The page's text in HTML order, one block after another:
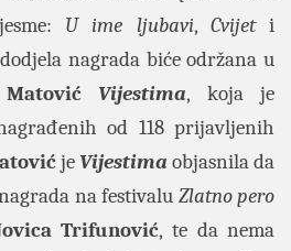
U ime ljubavi, Cvijeti
nagrada biće održana u
Matović Vijestima, koja je
od 118 prijavljenih
je Vijestima objasnila da
na festivalu Zlatno pero
Trifunović, te da nema